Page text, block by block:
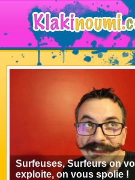
Surfeuses, Surfeurs on
exploite, on vous spolie !